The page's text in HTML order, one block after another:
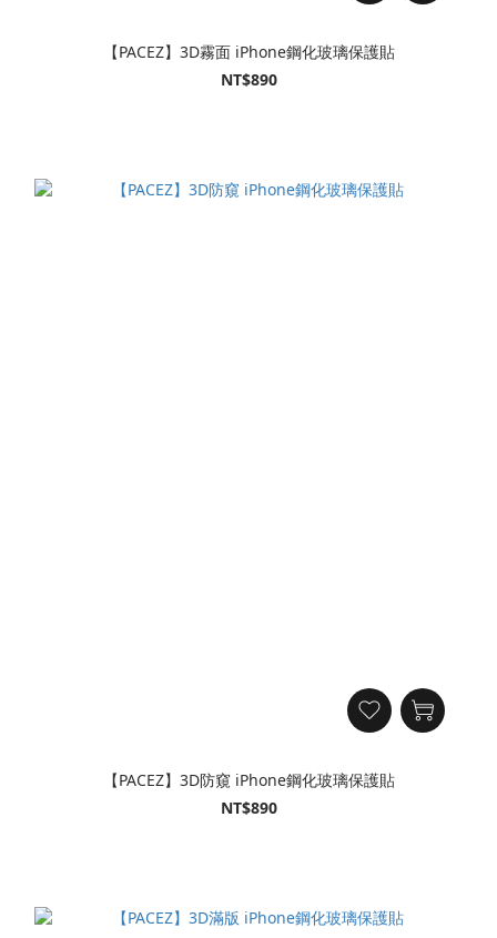
【PACEZ】3D霧面 iPhone鋼化玻璃保護貼
NT$890
【PACEZ】3D防窺 iPhone鋼化玻璃保護貼
NT$890